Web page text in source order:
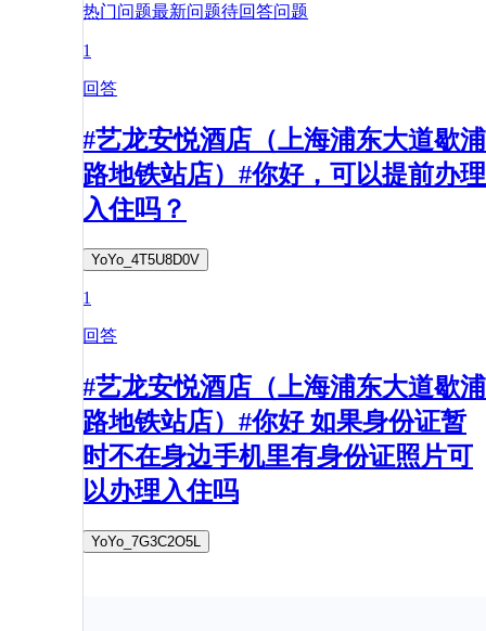
热门问题最新问题待回答问题
1
回答
#艺龙安悦酒店（上海浦东大道歇浦
路地铁站店）#你好，可以提前办理
入住吗？
YoYo_4T5U8D0V
1
回答
#艺龙安悦酒店（上海浦东大道歇浦
路地铁站店）#你好 如果身份证暂
时不在身边手机里有身份证照片可
以办理入住吗
YoYo_7G3C2O5L